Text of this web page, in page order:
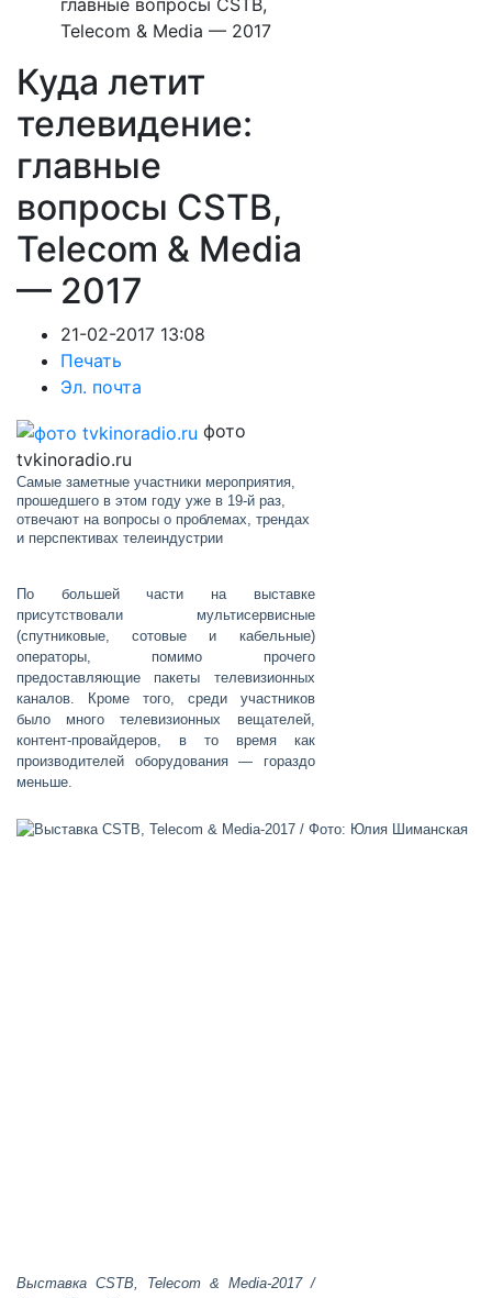
главные вопросы CSTB,
Telecom & Media — 2017
Куда летит
телевидение:
главные
вопросы CSTB,
Telecom & Media
— 2017
21-02-2017 13:08
Печать
Эл. почта
фото
tvkinoradio.ru
Самые заметные участники мероприятия,
прошедшего в этом году уже в 19-й раз,
отвечают на вопросы о проблемах, трендах
и перспективах телеиндустрии
По большей части на выставке
присутствовали мультисервисные
(спутниковые, сотовые и кабельные)
операторы, помимо прочего
предоставляющие пакеты телевизионных
каналов. Кроме того, среди участников
было много телевизионных вещателей,
контент-провайдеров, в то время как
производителей оборудования — гораздо
меньше.
Выставка CSTB, Telecom & Media-2017 /